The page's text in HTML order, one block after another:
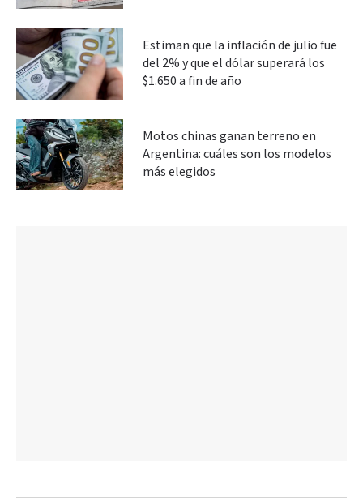
Estiman que la inflación de julio fue
del 2% y que el dólar superará los
$1.650 a fin de año
Motos chinas ganan terreno en
Argentina: cuáles son los modelos
más elegidos